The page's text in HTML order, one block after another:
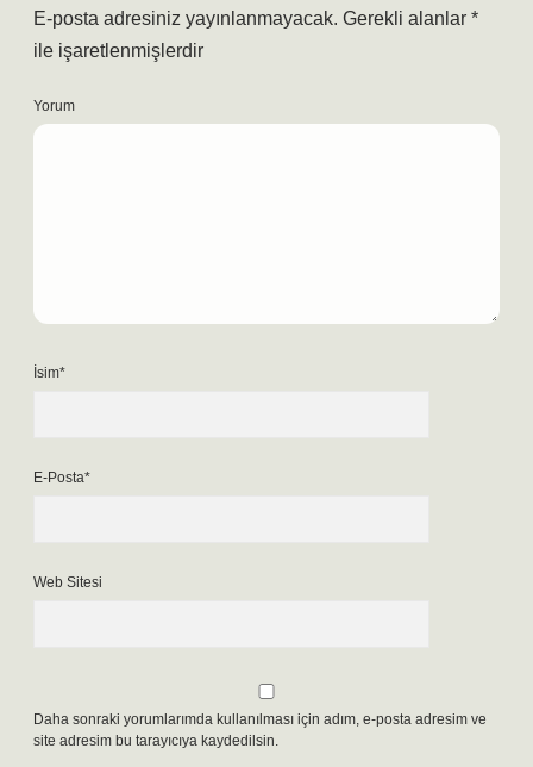
E-posta adresiniz yayınlanmayacak. Gerekli alanlar *
ile işaretlenmişlerdir
Yorum
İsim*
E-Posta*
Web Sitesi
Daha sonraki yorumlarımda kullanılması için adım, e-posta adresim ve
site adresim bu tarayıcıya kaydedilsin.